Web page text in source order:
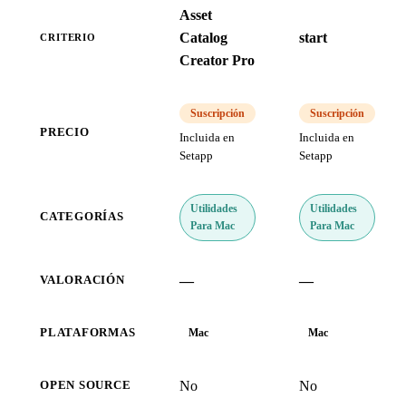
CRITERIO
Asset
Catalog
Creator Pro
start
PRECIO
Suscripción
Incluida en
Setapp
Suscripción
Incluida en
Setapp
CATEGORÍAS
Utilidades
Para Mac
Utilidades
Para Mac
VALORACIÓN — —
PLATAFORMAS Mac Mac
OPEN SOURCE No No